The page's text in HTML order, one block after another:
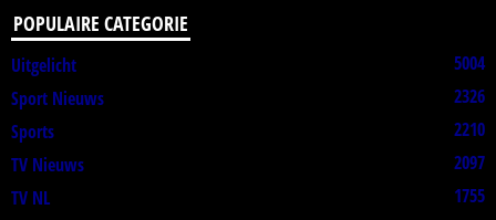
POPULAIRE CATEGORIE
Uitgelicht
5004
Sport Nieuws
2326
Sports
2210
TV Nieuws
2097
TV NL
1755